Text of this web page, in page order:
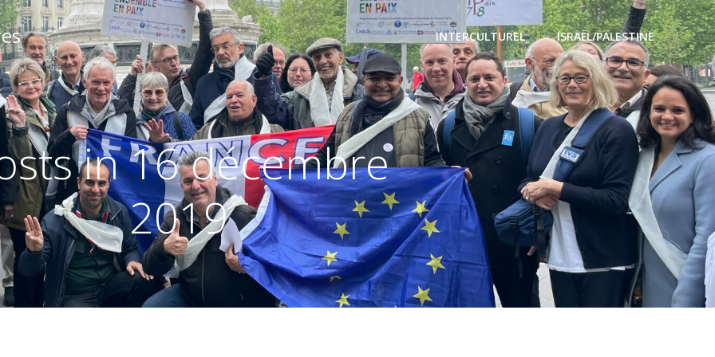
INTERCULTUREL ISRAËL/PALESTINE
in 16 décembre
2019